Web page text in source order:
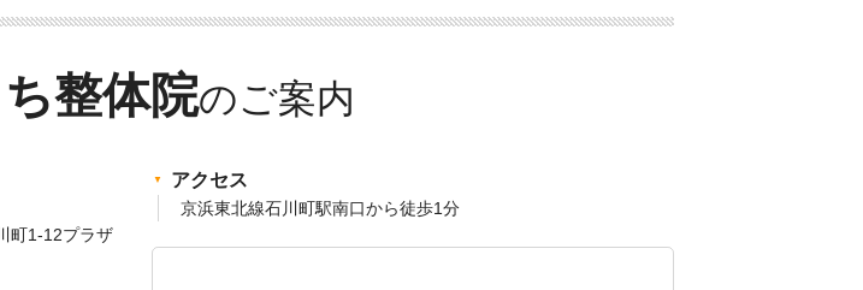
整体院
町1-12プラザ
アクセス
京浜東北線石川町駅南口から徒歩1分